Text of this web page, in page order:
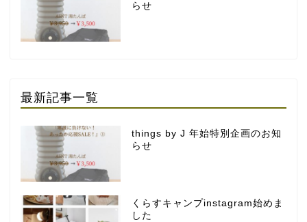
らせ
最新記事一覧
things by J 年始特別企画のお知
らせ
くらすキャンプinstagram始めま
した